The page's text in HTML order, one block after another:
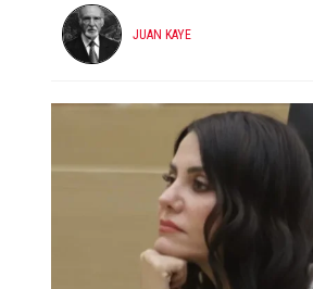
JUAN KAYE